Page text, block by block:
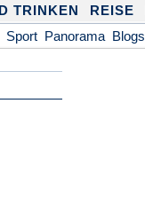
TRINKEN REISE
Sport Panorama Blogs